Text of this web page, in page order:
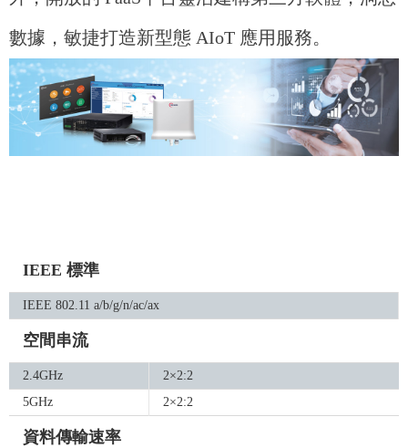
數據，敏捷打造新型態 AIoT 應用服務。
IEEE 標準
IEEE 802.11 a/b/g/n/ac/ax
空間串流
2.4GHz
2×2:2
5GHz
2×2:2
資料傳輸速率